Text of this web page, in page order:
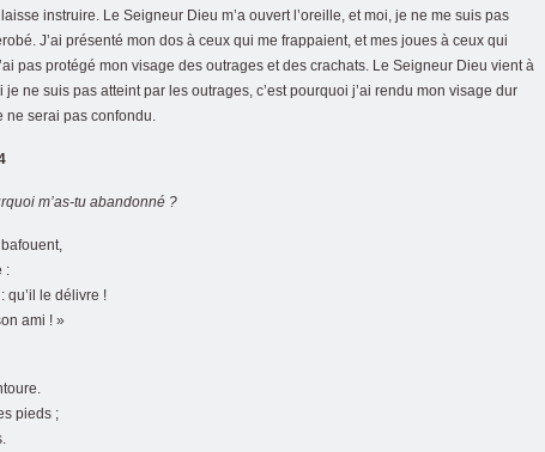
instruire. Le Seigneur Dieu m’a ouvert l’oreille, et moi, je ne me suis pas
J’ai présenté mon dos à ceux qui me frappaient, et mes joues à ceux qui
pas protégé mon visage des outrages et des crachats. Le Seigneur Dieu vient à
je ne suis pas atteint par les outrages, c’est pourquoi j’ai rendu mon visage dur
ne serai pas confondu.
m’as-tu abandonné ?
:
qu’il le délivre !
ami ! »
pieds ;